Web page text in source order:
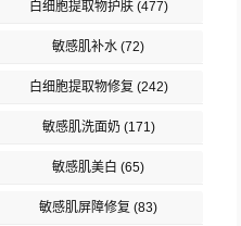
白细胞提取物护肤(477)
敏感肌补水 (72)
白细胞提取物修复 (242)
敏感肌洗面奶(171)
敏感肌美白 (65)
敏感肌屏障修复 (83)